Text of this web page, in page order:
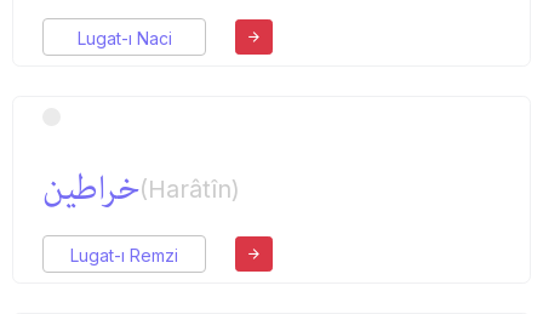
Lugat-ı Naci
خراطین(Harâtîn)
Lugat-ı Remzi